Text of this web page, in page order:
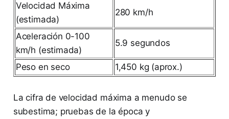
Velocidad Máxima
(estimada)
280 km/h
Aceleración 0-100
km/h (estimada)
5.9 segundos
Peso en seco 1,450 kg (aprox.)
La cifra de velocidad máxima a menudo se
subestima; pruebas de la época y